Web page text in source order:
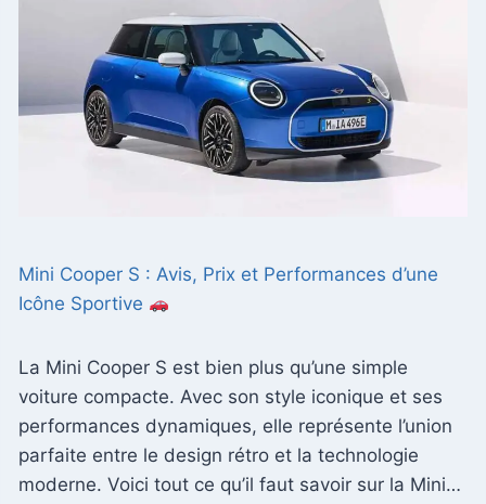
Mini Cooper S : Avis, Prix et Performances d’une
Icône Sportive
La Mini Cooper S est bien plus qu’une simple
voiture compacte. Avec son style iconique et ses
performances dynamiques, elle représente l’union
parfaite entre le design rétro et la technologie
moderne. Voici tout ce qu’il faut savoir sur la Mini…